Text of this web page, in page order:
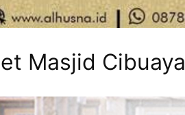
Masjid Cibuaya